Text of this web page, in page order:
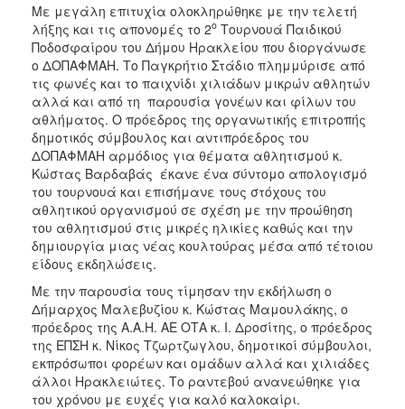
Με μεγάλη επιτυχία ολοκληρώθηκε με την τελετή
λήξης και τις απονομές το 2ο Τουρνουά Παιδικού
Ποδοσφαίρου του Δήμου Ηρακλείου που διοργάνωσε
ο ΔΟΠΑΦΜΑΗ. Το Παγκρήτιο Στάδιο πλημμύρισε από
τις φωνές και το παιχνίδι χιλιάδων μικρών αθλητών
αλλά και από τη παρουσία γονέων και φίλων του
αθλήματος. Ο πρόεδρος της οργανωτικής επιτροπής
δημοτικός σύμβουλος και αντιπρόεδρος του
ΔΟΠΑΦΜΑΗ αρμόδιος για θέματα αθλητισμού κ.
Κώστας Βαρδαβάς έκανε ένα σύντομο απολογισμό
του τουρνουά και επισήμανε τους στόχους του
αθλητικού οργανισμού σε σχέση με την προώθηση
του αθλητισμού στις μικρές ηλικίες καθώς και την
δημιουργία μιας νέας κουλτούρας μέσα από τέτοιου
είδους εκδηλώσεις.
Με την παρουσία τους τίμησαν την εκδήλωση ο
Δήμαρχος Μαλεβυζίου κ. Κώστας Μαμουλάκης, ο
πρόεδρος της Α.Α.Η. ΑΕ ΟΤΑ κ. Ι. Δροσίτης, ο πρόεδρος
της ΕΠΣΗ κ. Νίκος Τζωρτζωγλου, δημοτικοί σύμβουλοι,
εκπρόσωποι φορέων και ομάδων αλλά και χιλιάδες
άλλοι Ηρακλειώτες. Το ραντεβού ανανεώθηκε για
του χρόνου με ευχές για καλό καλοκαίρι.